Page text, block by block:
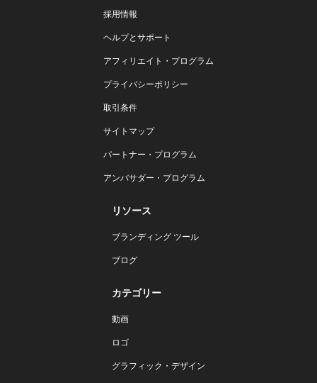
採用情報
ヘルプとサポート
アフィリエイト・プログラム
プライバシーポリシー
取引条件
サイトマップ
パートナー・プログラム
アンバサダー・プログラム
リソース
ブランディング ツール
ブログ
カテゴリー
動画
ロゴ
グラフィック・デザイン